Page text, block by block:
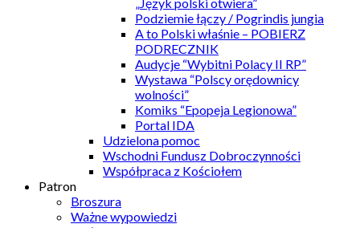
Podziemie łączy / Pogrindis jungia
A to Polski właśnie – POBIERZ
PODRECZNIK
Audycje “Wybitni Polacy II RP”
Wystawa “Polscy orędownicy
wolności”
Komiks “Epopeja Legionowa”
Portal IDA
Udzielona pomoc
Wschodni Fundusz Dobroczynności
Współpraca z Kościołem
Patron
Broszura
Ważne wypowiedzi